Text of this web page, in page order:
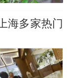
海多家热门